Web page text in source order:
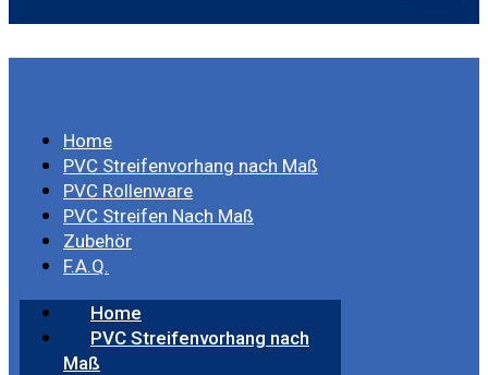
Home
PVC Streifenvorhang nach Maß
PVC Rollenware
PVC Streifen Nach Maß
Zubehör
F.A.Q.
Home
PVC Streifenvorhang nach
Maß